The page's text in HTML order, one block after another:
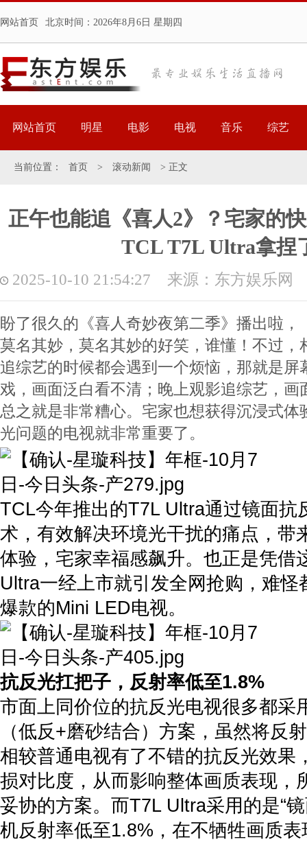
网站首页 北京时间： 2026年8月6日 星期四
网站首页 明星 电影 电视 音乐 综艺
当前位置： 首页 > 滚动新闻 > 正文
正午也能追《喜人2》？宅家的
TCL T7L Ultra拿捏
2025-10-10 21:54:27 来源：东方娱乐网
盼了很久的《喜人奇妙夜第二季》播出啦，
莫名其妙，莫名其妙的好笑，谁懂！不过，
追综艺的时候都会遇到一个烦恼，那就是
戏，画面泛白看不清；晚上观影追综艺，画
总之就是非常糟心。宅家也想获得沉浸式体
光问题的电视就非常重要了。
TCL今年推出的T7L Ultra通过镜面抗
术，有效解决环境光干扰的痛点，带
体验，宅家幸福感飙升。也正是凭借
Ultra一经上市就引发全网抢购，难怪
爆款的Mini LED电视。
抗反光扛把子，反射率低至1.8%
市面上同价位的抗反光电视很多都采
（低反+磨砂结合）方案，虽然将反
相较普通电视有了不错的抗反光效果
损对比度，从而影响整体画质表现，
妥协的方案。而T7L Ultra采用的是“
机反射率低至1.8%，在不牺牲画质